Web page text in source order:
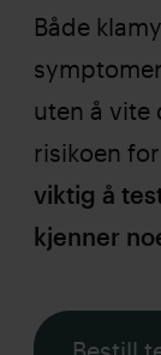
Både
uten å vite
risikoen
viktig å
kjenner